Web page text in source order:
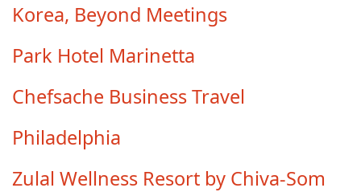
Korea, Beyond Meetings
Park Hotel Marinetta
Chefsache Business Travel
Philadelphia
Zulal Wellness Resort by Chiva-Som